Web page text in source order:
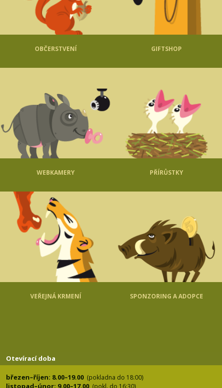
OBČERSTVENÍ GIFTSHOP
WEBKAMERY PŘÍRŮSTKY
VEŘEJNÁ KRMENÍ SPONZORING A ADOPCE
Otevírací doba
březen–říjen: 8.00–19.00 (pokladna do 18:00)
listopad–únor: 9.00–17.00 (pokl. do 16:30)